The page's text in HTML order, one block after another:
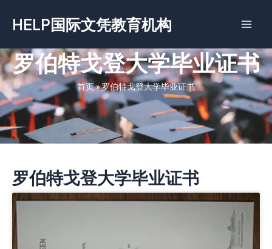
容
HELP国际文凭教育机构
罗伯特戈登大学毕业证书
首页»罗伯特戈登大学毕业证书
罗伯特戈登大学毕业证书